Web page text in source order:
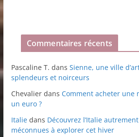
Commentaires récents
Pascaline T. dans Sienne, une ville
splendeurs et noirceurs
Chevalierdans Comment acheter une
un euro ?
Italiedans Découvrez l’Italie
méconnues à explorer cet hiver